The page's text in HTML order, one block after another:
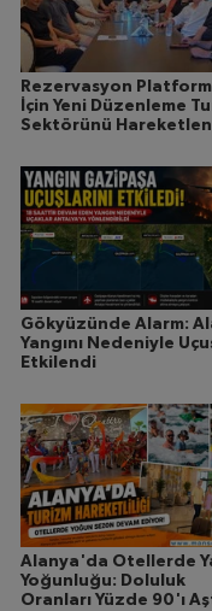
Rezervasyon
İçin Yeni Düzenleme
Sektörünü
Gökyüzünde Alarm:
Yangını Nedeniyle
Etkilendi
Alanya'da Otellerde
Yoğunluğu: Doluluk
Oranları Yüzde 90'ı